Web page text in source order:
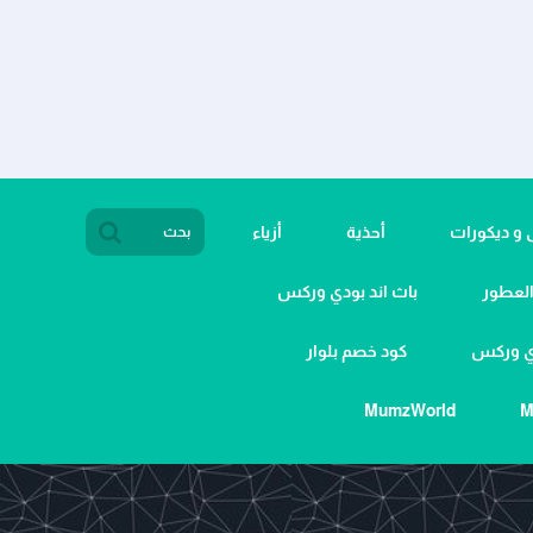
و ديكورات أحذية أزياء
العطور باث اند بودي وركس
وركس كود خصم بلوار
MumzWorld